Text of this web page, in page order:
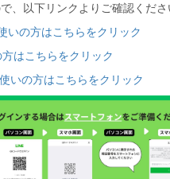
、以下リンクよりご確認くださ
いの方はこちらをクリック
はこちらをクリック
いの方はこちらをクリック